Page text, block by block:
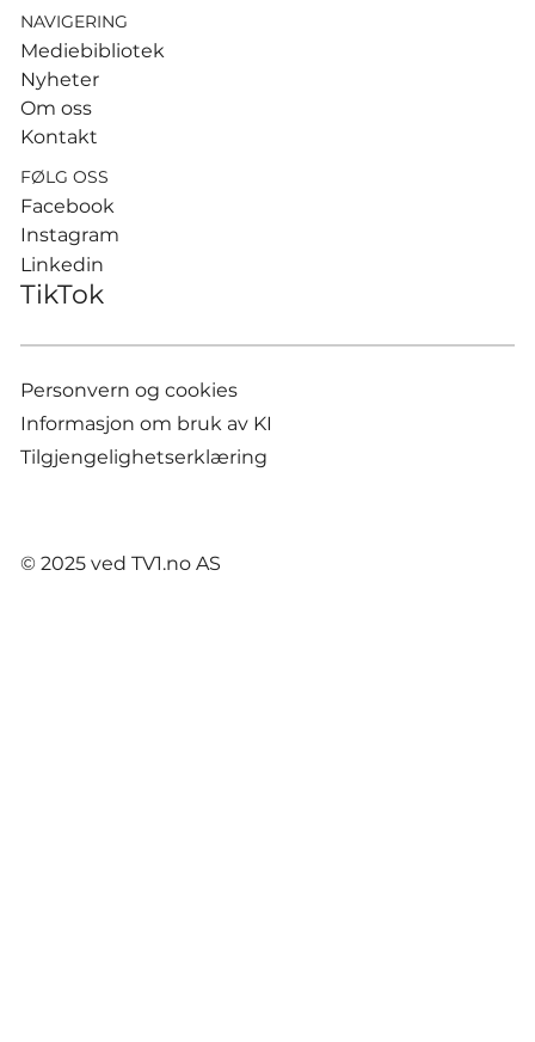
NAVIGERING
Mediebibliotek
Nyheter
Om oss
Kontakt
FØLG OSS
Facebook
Instagram
Linkedin
TikTok
Personvern og cookies
Informasjon om bruk av KI
Tilgjengelighetserklæring
© 2025 ved TV1.no AS